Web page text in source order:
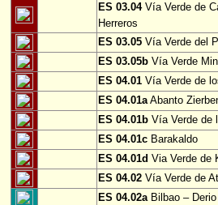
ES 03.04Vía Verde de
Herreros
ES 03.05 Vía Verde del
ES 03.05b Vía Verde
ES 04.01 Vía Verde de
ES 04.01aAbanto
ES 04.01b Vía Verde de
ES 04.01c Barakaldo
ES 04.01d Via Verde de
ES 04.02 Vía Verde de
ES 04.02aBilbao –